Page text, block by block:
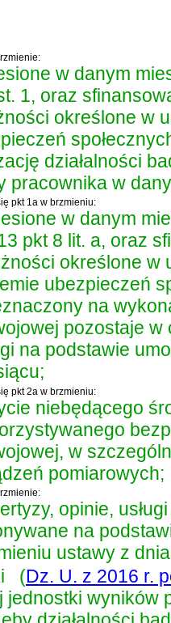
w danym
1, oraz
określone w
działalności
pracownika w
pkt 1a w brzmieniu:
w danym
pkt 8 lit. a, oraz
określone w
ubezpieczeń
na
pozostaje w
na podstawie
pkt 2a w brzmieniu:
niebędącego
w
pomiarowych;
opinie,
na
ustawy z
(Dz. U. z 2016 r.
jednostki wyników